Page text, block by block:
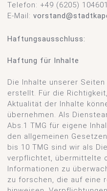
Telefon: +49 (6205) 104601
E-Mail:
Haftungsausschluss:
Haftung für Inhalte
Die Inhalte unserer
erstellt. Für die
Aktualität der Inhalte
übernehmen. Als
Abs.1 TMG für eigene
den allgemeinen
bis 10 TMG sind wir als
verpflichtet, übermittelte
Informationen zu
zu forschen, die auf eine